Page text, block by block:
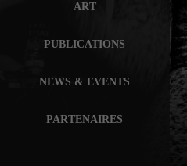
ART
PUBLICATIONS
NEWS & EVENTS
PARTENAIRES